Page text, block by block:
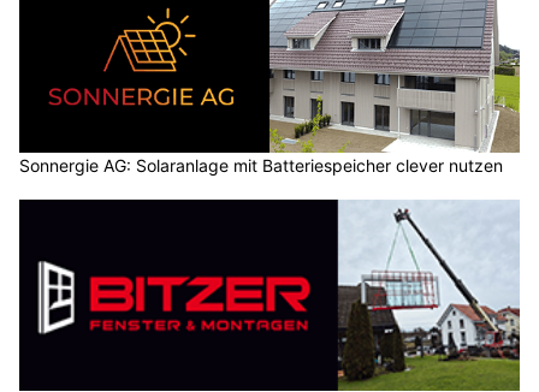
Sonnergie AG: Solaranlage mit Batteriespeicher clever nutzen